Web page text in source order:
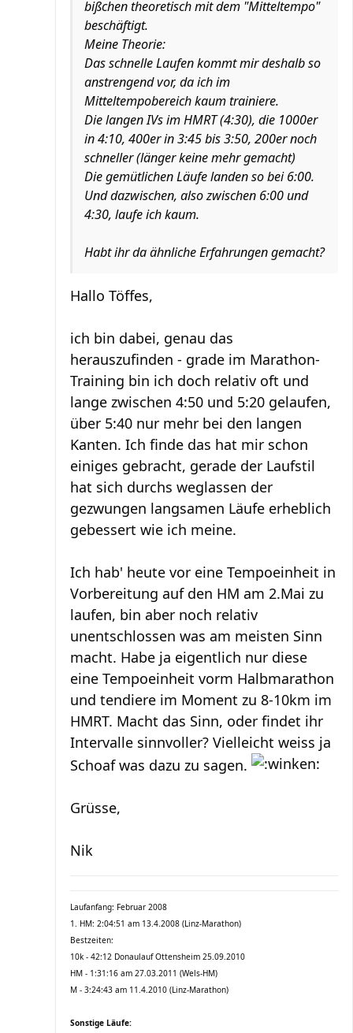
bißchen theoretisch mit dem "Mitteltempo"
beschäftigt.
Meine Theorie:
Das schnelle Laufen kommt mir deshalb so
anstrengend vor, da ich im
Mitteltempobereich kaum trainiere.
Die langen IVs im HMRT (4:30), die 1000er
in 4:10, 400er in 3:45 bis 3:50, 200er noch
schneller (länger keine mehr gemacht)
Die gemütlichen Läufe landen so bei 6:00.
Und dazwischen, also zwischen 6:00 und
4:30, laufe ich kaum.
Habt ihr da ähnliche Erfahrungen gemacht?
Hallo Töffes,
ich bin dabei, genau das
herauszufinden - grade im Marathon-
Training bin ich doch relativ oft und
lange zwischen 4:50 und 5:20 gelaufen,
über 5:40 nur mehr bei den langen
Kanten. Ich finde das hat mir schon
einiges gebracht, gerade der Laufstil
hat sich durchs weglassen der
gezwungen langsamen Läufe erheblich
gebessert wie ich meine.
Ich hab' heute vor eine Tempoeinheit in
Vorbereitung auf den HM am 2.Mai zu
laufen, bin aber noch relativ
unentschlossen was am meisten Sinn
macht. Habe ja eigentlich nur diese
eine Tempoeinheit vorm Halbmarathon
und tendiere im Moment zu 8-10km im
HMRT. Macht das Sinn, oder findet ihr
Intervalle sinnvoller? Vielleicht weiss ja
Schoaf was dazu zu sagen.
Grüsse,
Nik
Laufanfang: Februar 2008
1. HM: 2:04:51 am 13.4.2008 (Linz-Marathon)
Bestzeiten:
10k - 42:12 Donaulauf Ottensheim 25.09.2010
HM - 1:31:16 am 27.03.2011 (Wels-HM)
M - 3:24:43 am 11.4.2010 (Linz-Marathon)
Sonstige Läufe: